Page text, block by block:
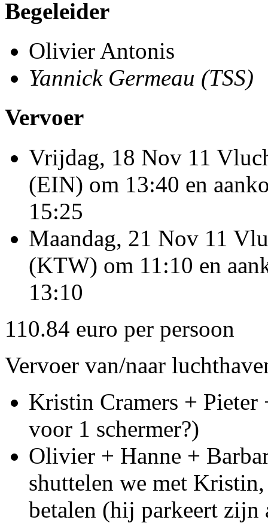
Begeleider
Olivier Antonis
Yannick Germeau (TSS)
Vervoer
Vrijdag, 18 Nov 11
(EIN) om 13:40 en
15:25
Maandag, 21 Nov 11
(KTW) om 11:10 en
13:10
110.84 euro per persoon
Vervoer van/naar
Kristin Cramers + Pieter
voor 1 schermer?)
Olivier + Hanne +
shuttelen we met
betalen (hij parkeert zijn